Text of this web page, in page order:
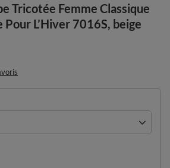
Tricotée Femme Classique
Pour L’Hiver 7016S, beige